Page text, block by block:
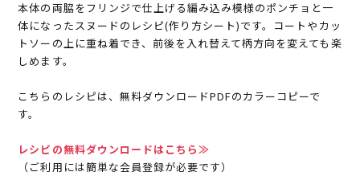
本体の両脇をフリンジで仕上げる編み込み模様のポンチョと一
体になったスヌードのレシピ(作り方シート)です。コートやカッ
トソーの上に重ね着でき、前後を入れ替えて柄方向を変えても楽
しめます。
こちらのレシピは、無料ダウンロードPDFのカラーコピーで
す。
レシピの無料ダウンロードはこちら≫
（ご利用には簡単な会員登録が必要です）